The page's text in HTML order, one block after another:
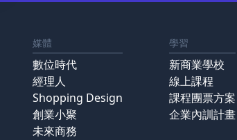
媒體
數位時代
經理人
Shopping Design
創業小聚
未來商務
學習
新商業學校
線上課程
課程團票方案
企業內訓計畫